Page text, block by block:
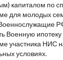
капиталом по
для молодых
Военную ипотеку
участника НИС
условиях.